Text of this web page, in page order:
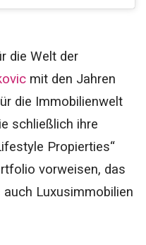
die Welt der
mit den Jahren
die Immobilienwelt
schließlich ihre
Propierties“
vorweisen, das
Luxusimmobilien